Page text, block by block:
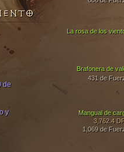
Brafonera de
431 de
Mangual de
3,762.4
1,069 de
La rosa de los
de
y